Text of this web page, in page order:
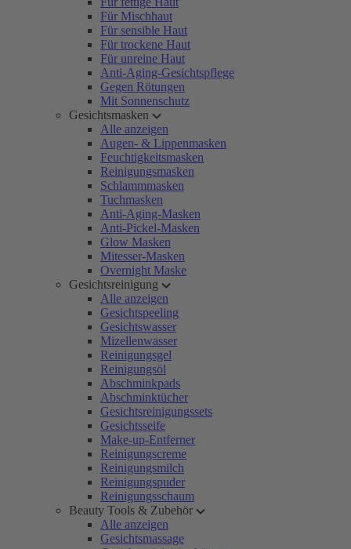
Für Mischhaut
Für sensible Haut
Für trockene Haut
Für unreine Haut
Anti-Aging-Gesichtspflege
Gegen Rötungen
Mit Sonnenschutz
Gesichtsmasken
Alle anzeigen
Augen- & Lippenmasken
Feuchtigkeitsmasken
Reinigungsmasken
Schlammmasken
Tuchmasken
Anti-Aging-Masken
Anti-Pickel-Masken
Glow Masken
Mitesser-Masken
Overnight Maske
Gesichtsreinigung
Alle anzeigen
Gesichtspeeling
Gesichtswasser
Mizellenwasser
Reinigungsgel
Reinigungsöl
Abschminkpads
Abschminktücher
Gesichtsreinigungssets
Gesichtsseife
Make-up-Entferner
Reinigungscreme
Reinigungsmilch
Reinigungspuder
Reinigungsschaum
Beauty Tools & Zubehör
Alle anzeigen
Gesichtsmassage